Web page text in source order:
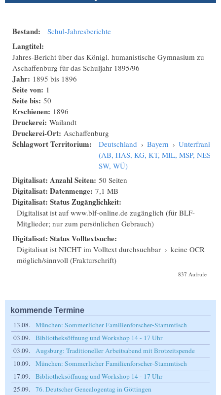
Bestand: Schul-Jahresberichte
Langtitel:
Jahres-Bericht über das Königl. humanistische Gymnasium zu
Aschaffenburg für das Schuljahr 1895/96
Jahr: 1895 bis 1896
Seite von: 1
Seite bis: 50
Erschienen: 1896
Druckerei: Wailandt
Druckerei-Ort: Aschaffenburg
Schlagwort Territorium: Deutschland › Bayern › Unterfranken
(AB, HAS, KG, KT, MIL, MSP, NES,
SW, WÜ)
Digitalisat: Anzahl Seiten: 50 Seiten
Digitalisat: Datenmenge: 7,1 MB
Digitalisat: Status Zugänglichkeit:
Digitalisat ist auf www.blf-online.de zugänglich (für BLF-
Mitglieder; nur zum persönlichen Gebrauch)
Digitalisat: Status Volltextsuche:
Digitalisat ist NICHT im Volltext durchsuchbar › keine OCR
möglich/sinnvoll (Frakturschrift)
837 Aufrufe
kommende Termine
13.08.
München: Sommerlicher Familienforscher-Stammtisch
03.09.
Bibliotheksöffnung und Workshop 14 - 17 Uhr
03.09.
Augsburg: Traditioneller Arbeitsabend mit Brotzeitspende
10.09.
München: Sommerlicher Familienforscher-Stammtisch
17.09.
Bibliotheksöffnung und Workshop 14 - 17 Uhr
25.09.
76. Deutscher Genealogentag in Göttingen